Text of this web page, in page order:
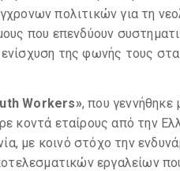
πολιτικών για τη
που επενδύουν
της φωνής τους
Workers», που
κοντά εταίρους από την
με κοινό στόχο την
εργαλείων